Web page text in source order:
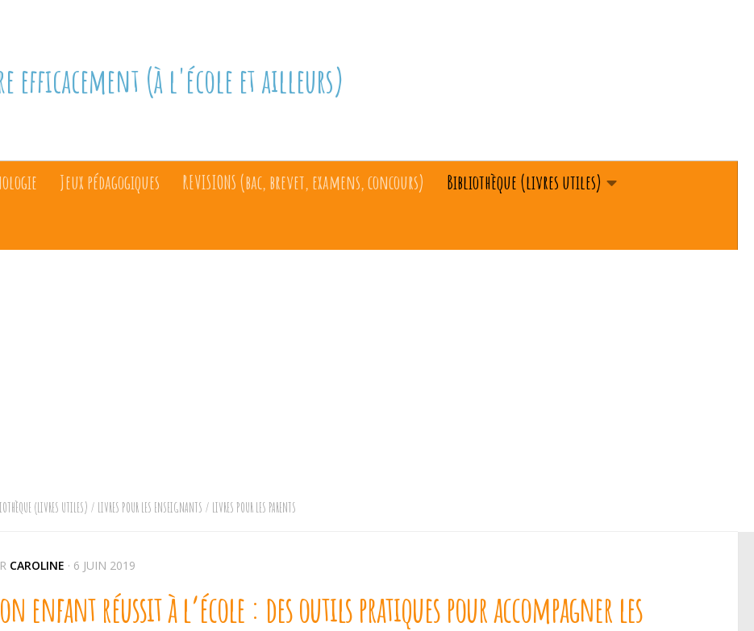
efficacement (à l'école et ailleurs)
Jeux pédagogiques REVISIONS (bac, brevet, examens, concours)
Bibliothèque (livres utiles)
(LIVRES UTILES) / LIVRES POUR LES ENSEIGNANTS / LIVRES POUR LES PARENTS
CAROLINE · 6 JUIN 2019
enfant réussit à l’école : des outils pratiques pour accompagner les